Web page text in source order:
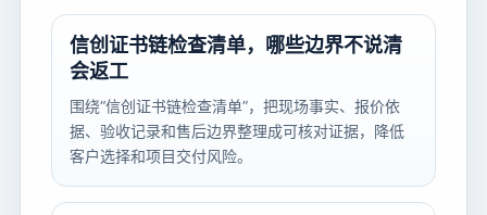
信创证书链检查清单，哪些边界不说清
会返工
围绕“信创证书链检查清单”，把现场事实、报价依
据、验收记录和售后边界整理成可核对证据，降低
客户选择和项目交付风险。